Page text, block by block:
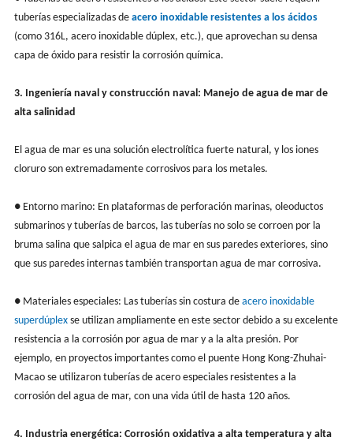
tuberías especializadas de acero inoxidable resistentes a los ácidos
(como 316L, acero inoxidable dúplex, etc.), que aprovechan su densa
capa de óxido para resistir la corrosión química.
3. Ingeniería naval y construcción naval: Manejo de agua de mar de
alta salinidad
El agua de mar es una solución electrolítica fuerte natural, y los iones
cloruro son extremadamente corrosivos para los metales.
● Entorno marino: En plataformas de perforación marinas, oleoductos
submarinos y tuberías de barcos, las tuberías no solo se corroen por la
bruma salina que salpica el agua de mar en sus paredes exteriores, sino
que sus paredes internas también transportan agua de mar corrosiva.
● Materiales especiales: Las tuberías sin costura de acero inoxidable
superdúplexse utilizan ampliamente en este sector debido a su excelente
resistencia a la corrosión por agua de mar y a la alta presión. Por
ejemplo, en proyectos importantes como el puente Hong Kong-Zhuhai-
Macao se utilizaron tuberías de acero especiales resistentes a la
corrosión del agua de mar, con una vida útil de hasta 120 años.
4. Industria energética: Corrosión oxidativa a alta temperatura y alta